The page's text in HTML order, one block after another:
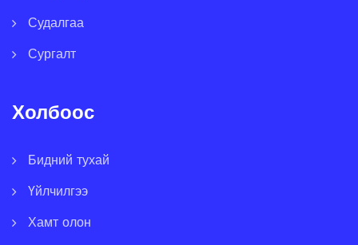
Судалгаа
Сургалт
Холбоос
Бидний тухай
Үйлчилгээ
Хамт олон